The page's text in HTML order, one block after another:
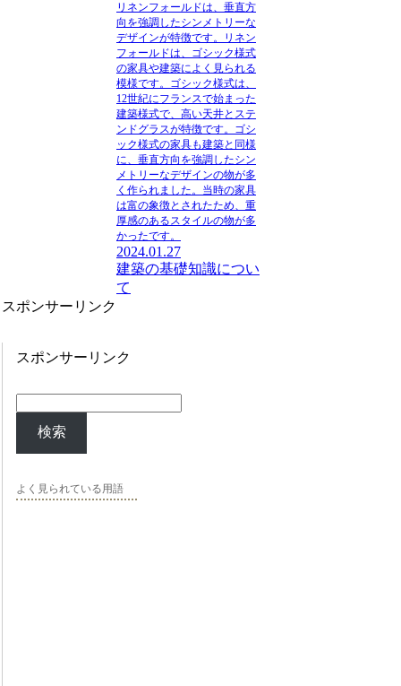
リネンフォールドは、 垂直方
向を強調したシンメトリーな
デザインが特徴です。リネン
フォールドは、 ゴシック様式
の家具や建築によく見られる
模様です。ゴシック様式は、
12世紀にフランスで始まった
建築様式で、高い天井とステ
ンドグラスが特徴です。ゴシ
ック様式の家具も建築と同様
に、垂直方向を強調したシン
メトリーなデザインの物が多
く作られました。当時の家具
は富の象徴とされたため、重
厚感のあるスタイルの物が多
かったです。
2024.01.27
建築の基礎知識につい
て
スポンサーリンク
スポンサーリンク
検索
よく見られている用語